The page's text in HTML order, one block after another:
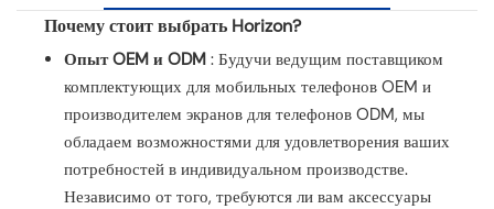
Почему стоит выбрать Horizon?
Опыт OEM и ODM : Будучи ведущим поставщиком
комплектующих для мобильных телефонов OEM и
производителем экранов для телефонов ODM, мы
обладаем возможностями для удовлетворения ваших
потребностей в индивидуальном производстве.
Независимо от того, требуются ли вам аксессуары